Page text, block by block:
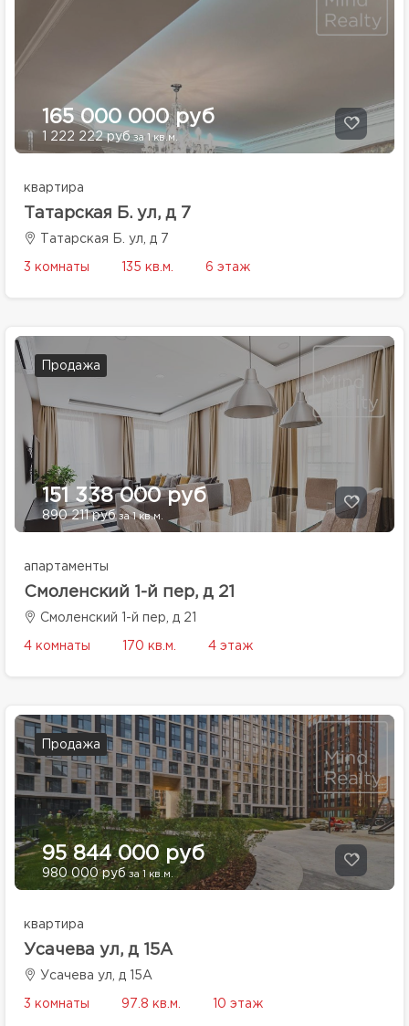
165 000 000 руб
1 222 222 руб за 1 кв.м.
квартира
Татарская Б. ул, д 7
Татарская Б. ул, д 7
3 комнаты 135 кв.м. 6 этаж
Продажа
151 338 000 руб
890 211 рубза 1 кв.м.
апартаменты
Смоленский 1-й пер, д 21
Смоленский 1-й пер, д 21
4 комнаты 170 кв.м. 4 этаж
Продажа
95 844 000 руб
980 000 руб за 1 кв.м.
квартира
Усачева ул, д 15А
Усачева ул, д 15А
3 комнаты 97.8 кв.м. 10 этаж